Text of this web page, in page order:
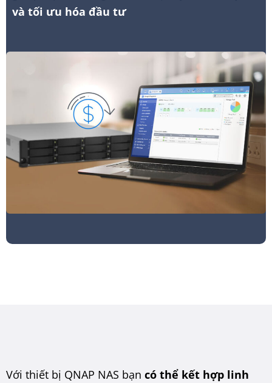
và tối ưu hóa đầu tư
Với thiết bị QNAP NAS bạn có thể kết hợp linh